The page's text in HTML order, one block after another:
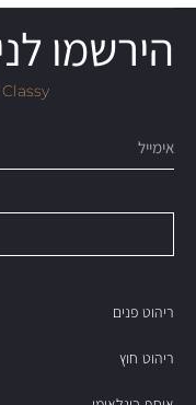
הירשמו
ריהוט פנים
ריהוט חוץ